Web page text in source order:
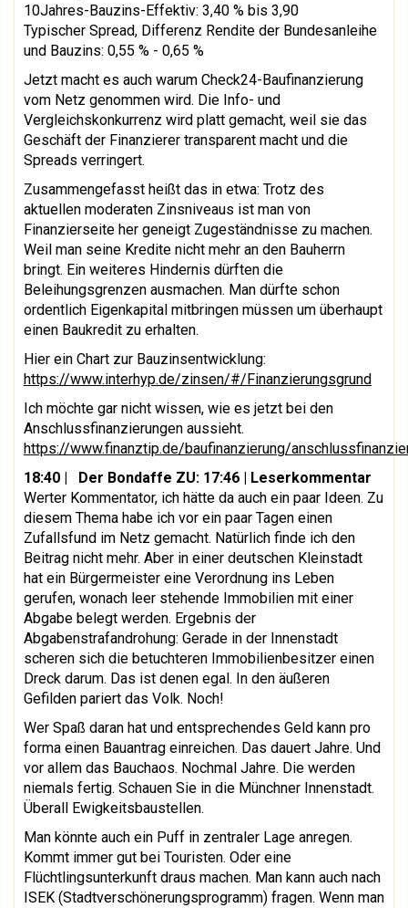
10Jahres-Bauzins-Effektiv: 3,40 % bis 3,90
Typischer Spread, Differenz Rendite der Bundesanleihe
und Bauzins: 0,55 % - 0,65 %
Jetzt macht es auch warum Check24-Baufinanzierung
vom Netz genommen wird. Die Info- und
Vergleichskonkurrenz wird platt gemacht, weil sie das
Geschäft der Finanzierer transparent macht und die
Spreads verringert.
Zusammengefasst heißt das in etwa: Trotz des
aktuellen moderaten Zinsniveaus ist man von
Finanzierseite her geneigt Zugeständnisse zu machen.
Weil man seine Kredite nicht mehr an den Bauherrn
bringt. Ein weiteres Hindernis dürften die
Beleihungsgrenzen ausmachen. Man dürfte schon
ordentlich Eigenkapital mitbringen müssen um überhaupt
einen Baukredit zu erhalten.
Hier ein Chart zur Bauzinsentwicklung:
https://www.interhyp.de/zinsen/#/Finanzierungsgrund
Ich möchte gar nicht wissen, wie es jetzt bei den
Anschlussfinanzierungen aussieht.
https://www.finanztip.de/baufinanzierung/
18:40 | Der Bondaffe ZU: 17:46 | Leserkommentar
Werter Kommentator, ich hätte da auch ein paar Ideen. Zu
diesem Thema habe ich vor ein paar Tagen einen
Zufallsfund im Netz gemacht. Natürlich finde ich den
Beitrag nicht mehr. Aber in einer deutschen Kleinstadt
hat ein Bürgermeister eine Verordnung ins Leben
gerufen, wonach leer stehende Immobilien mit einer
Abgabe belegt werden. Ergebnis der
Abgabenstrafandrohung: Gerade in der Innenstadt
scheren sich die betuchteren Immobilienbesitzer einen
Dreck darum. Das ist denen egal. In den äußeren
Gefilden pariert das Volk. Noch!
Wer Spaß daran hat und entsprechendes Geld kann pro
forma einen Bauantrag einreichen. Das dauert Jahre. Und
vor allem das Bauchaos. Nochmal Jahre. Die werden
niemals fertig. Schauen Sie in die Münchner Innenstadt.
Überall Ewigkeitsbaustellen.
Man könnte auch ein Puff in zentraler Lage anregen.
Kommt immer gut bei Touristen. Oder eine
Flüchtlingsunterkunft draus machen. Man kann auch nach
ISEK (Stadtverschönerungsprogramm) fragen. Wenn man